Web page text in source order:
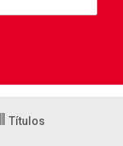
Títulos